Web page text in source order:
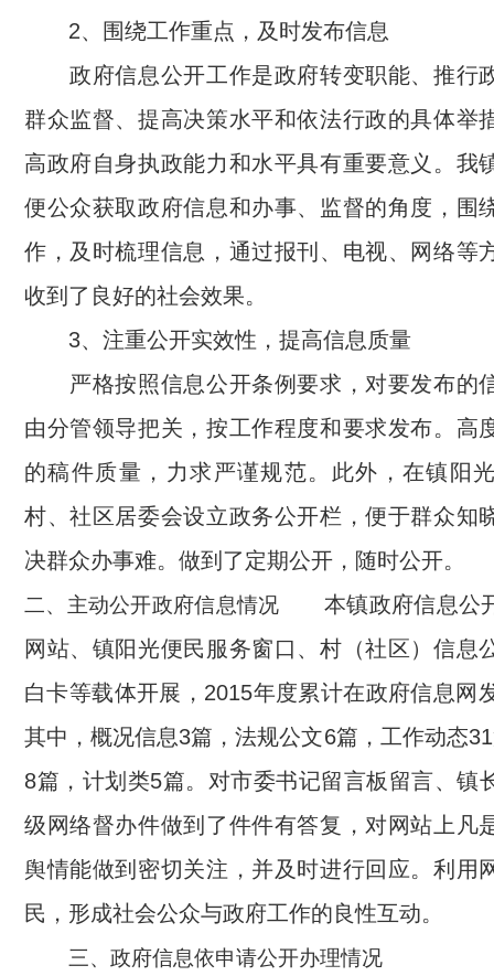
2、围绕工作重点，及时发布信息
政府信息公开工作是政府转变职能、推行
群众监督、提高决策水平和依法行政的具体举
高政府自身执政能力和水平具有重要意义。我
便公众获取政府信息和办事、监督的角度，围
作，及时梳理信息，通过报刊、电视、网络等
收到了良好的社会效果。
3、注重公开实效性，提高信息质量
严格按照信息公开条例要求，对要发布的
由分管领导把关，按工作程度和要求发布。高
的稿件质量，力求严谨规范。此外，在镇阳
村、社区居委会设立政务公开栏，便于群众知
决群众办事难。做到了定期公开，随时公开。
二、主动公开政府信息情况 本镇政府信息公
网站、镇阳光便民服务窗口、村（社区）信息
白卡等载体开展，2015年度累计在政府信息网
其中，概况信息3篇，法规公文6篇，工作动态
8篇，计划类5篇。对市委书记留言板留言、镇
级网络督办件做到了件件有答复，对网站上凡
舆情能做到密切关注，并及时进行回应。利用
民，形成社会公众与政府工作的良性互动。
三、政府信息依申请公开办理情况